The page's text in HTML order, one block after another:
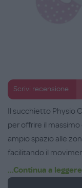
Scrivi recensione
Il succhietto Physio
per offrire il
ampio spazio alle
facilitando il
tettina ortodontica
insapore e inodore,
...Continua a leggere